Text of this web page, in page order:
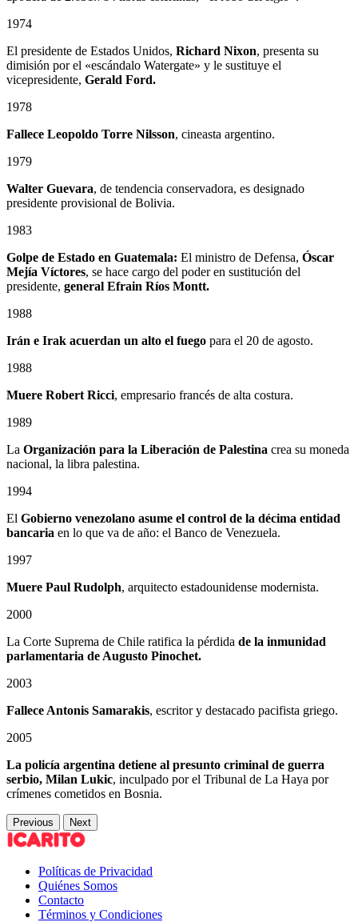
1974
El presidente de Estados Unidos, Richard Nixon, presenta su
dimisión por el «escándalo Watergate» y le sustituye el
vicepresidente, Gerald Ford.
1978
Fallece Leopoldo Torre Nilsson, cineasta argentino.
1979
Walter Guevara, de tendencia conservadora, es designado
presidente provisional de Bolivia.
1983
Golpe de Estado en Guatemala: El ministro de Defensa, Óscar
Mejía Víctores, se hace cargo del poder en sustitución del
presidente, general Efrain Ríos Montt.
1988
Irán e Irak acuerdan un alto el fuego para el 20 de agosto.
1988
Muere Robert Ricci, empresario francés de alta costura.
1989
La Organización para la Liberación de Palestina crea su moneda
nacional, la libra palestina.
1994
El Gobierno venezolano asume el control de la décima entidad
bancaria en lo que va de año: el Banco de Venezuela.
1997
Muere Paul Rudolph, arquitecto estadounidense modernista.
2000
La Corte Suprema de Chile ratifica la pérdida de la inmunidad
parlamentaria de Augusto Pinochet.
2003
Fallece Antonis Samarakis, escritor y destacado pacifista griego.
2005
La policía argentina detiene al presunto criminal de guerra
serbio, Milan Lukic, inculpado por el Tribunal de La Haya por
crímenes cometidos en Bosnia.
Previous Next
Políticas de Privacidad
Quiénes Somos
Contacto
Términos y Condiciones